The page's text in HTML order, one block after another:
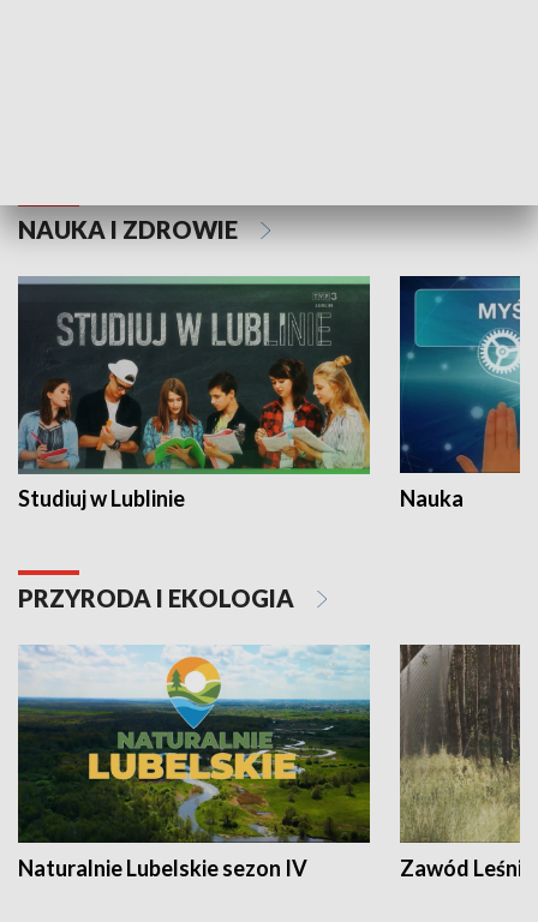
NAUKA I ZDROWIE
Studiuj w Lublinie Nauka
PRZYRODA I EKOLOGIA
Naturalnie Lubelskie sezon IV Zawód Leśnik